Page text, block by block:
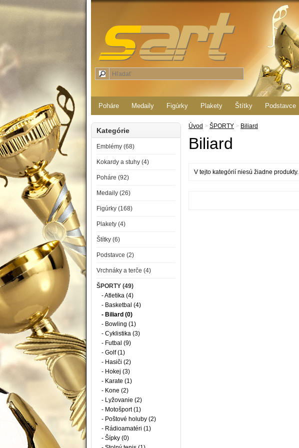
Poháre Medaily Figúrky Plakety Štítky Podstavce
Kategórie
Emblémy (68)
Kokardy a stuhy (4)
Poháre (92)
Medaily (26)
Figúrky (168)
Plakety (4)
Štítky (6)
Podstavce (2)
Vrchnáky a terče (4)
ŠPORTY (49)
- Atletika (4)
- Basketbal (4)
- Biliard (0)
- Bowling (1)
- Cyklistika (3)
- Futbal (9)
- Golf (1)
- Hasiči (2)
- Hokej (3)
- Karate (1)
- Kone (2)
- Lyžovanie (2)
- Motošport (1)
- Poštové holuby (2)
- Rádioamatéri (1)
- Šípky (0)
Úvod > ŠPORTY > Biliard
Biliard
V tejto kategórií niesú žiadne produkty.